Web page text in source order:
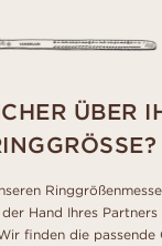
ÜBER
Hand Ihres Partners
finden die passende